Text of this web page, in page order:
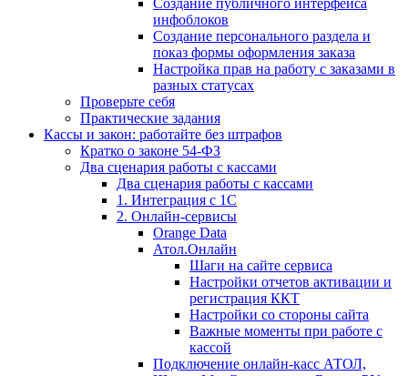
Создание публичного интерфейса
инфоблоков
Создание персонального раздела и
показ формы оформления заказа
Настройка прав на работу с заказами в
разных статусах
Проверьте себя
Практические задания
Кассы и закон: работайте без штрафов
Кратко о законе 54-ФЗ
Два сценария работы с кассами
Два сценария работы с кассами
1. Интеграция с 1С
2. Онлайн-сервисы
Orange Data
Атол.Онлайн
Шаги на сайте сервиса
Настройки отчетов активации и
регистрация ККТ
Настройки со стороны сайта
Важные моменты при работе с
кассой
Подключение онлайн-касс АТОЛ,